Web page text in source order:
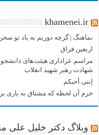
khamenei.ir
نماهنگ |‌ گرچه دوریم به یاد تو
اربعین فراق
مراسم عزاداری هیئت‌های
شهادت رهبر شهید انقلاب
إننی أحبکم
خرم آن لحظه که مشتاق به یاری
وبلاگ دکتر خلیل علی